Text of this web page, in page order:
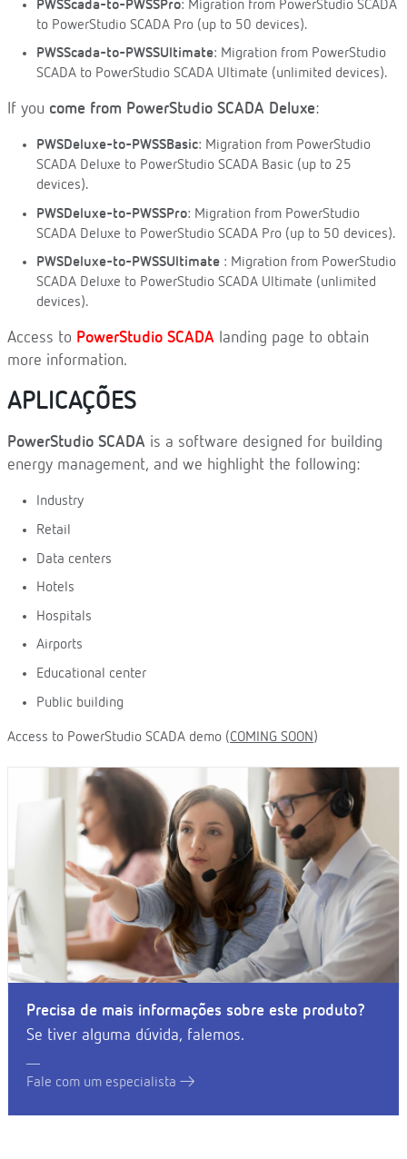
PWSScada-to-PWSSPro: Migration from PowerStudio SCADA
to PowerStudio SCADA Pro (up to 50 devices).
PWSScada-to-PWSSUltimate: Migration from PowerStudio
SCADA to PowerStudio SCADA Ultimate (unlimited devices).
If you come from PowerStudio SCADA Deluxe:
PWSDeluxe-to-PWSSBasic: Migration from PowerStudio
SCADA Deluxe to PowerStudio SCADA Basic (up to 25
devices).
PWSDeluxe-to-PWSSPro: Migration from PowerStudio
SCADA Deluxe to PowerStudio SCADA Pro (up to 50 devices).
PWSDeluxe-to-PWSSUltimate : Migration from PowerStudio
SCADA Deluxe to PowerStudio SCADA Ultimate (unlimited
devices).
Access to PowerStudio SCADA landing page to obtain
more information.
APLICAÇÕES
PowerStudio SCADA is a software designed for building
energy management, and we highlight the following:
Industry
Retail
Data centers
Hotels
Hospitals
Airports
Educational center
Public building
Access to PowerStudio SCADA demo (COMING SOON)
Precisa de mais informações sobre este produto?
Se tiver alguma dúvida, falemos.
Fale com um especialista